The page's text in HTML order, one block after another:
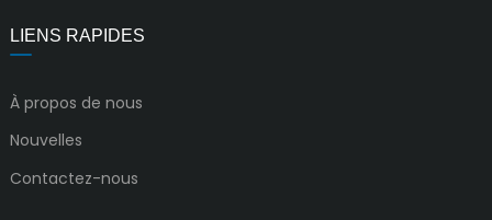
LIENS RAPIDES
À propos de nous
Nouvelles
Contactez-nous